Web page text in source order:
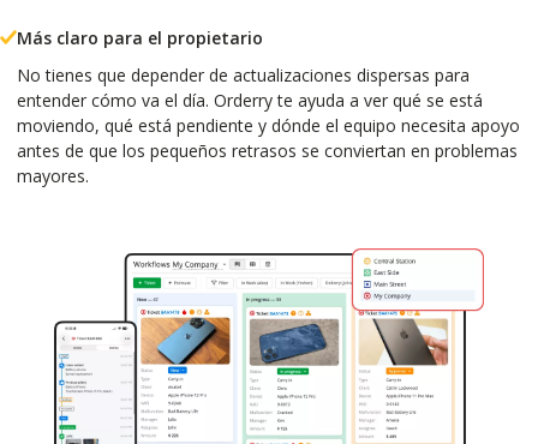
Más claro para el propietario
No tienes que depender de actualizaciones dispersas para
entender cómo va el día. Orderry te ayuda a ver qué se está
moviendo, qué está pendiente y dónde el equipo necesita apoyo
antes de que los pequeños retrasos se conviertan en problemas
mayores.